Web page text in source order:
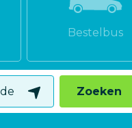
Bestelbus
Gebruik
mijn
Zoeken